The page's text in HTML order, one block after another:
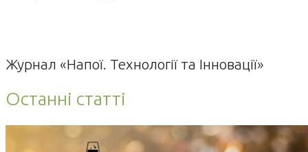
Журнал «Напої. Технології та Інновації»
Останні статті